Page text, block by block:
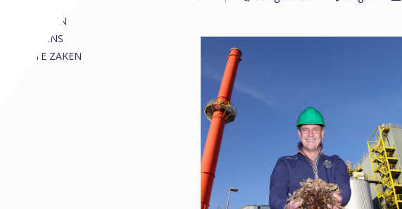
ARTIKELEN
COLUMNS
KORTE ZAKEN